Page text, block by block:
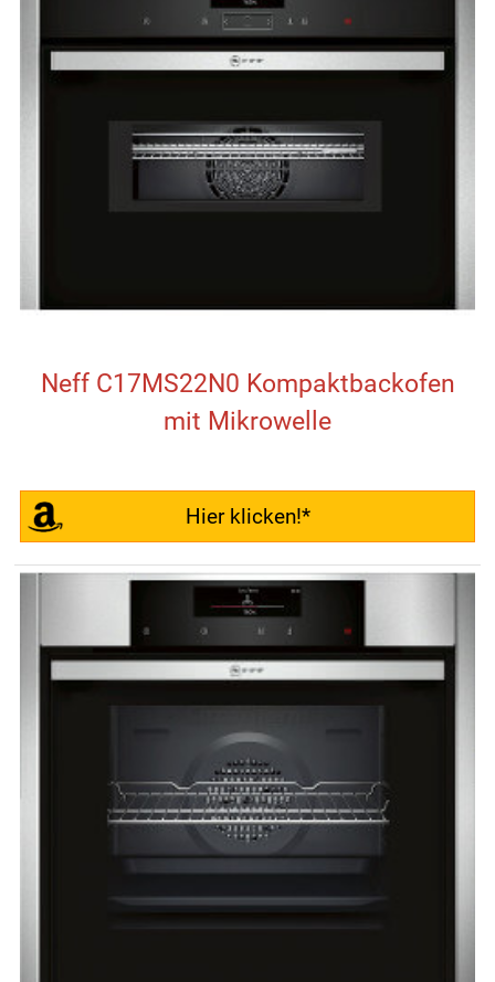
Neff C17MS22N0 Kompaktbackofen
mit Mikrowelle
Hier klicken!*